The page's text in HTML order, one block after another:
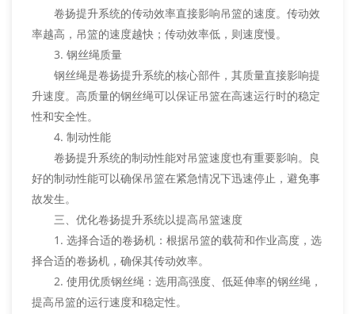
卷扬提升系统的传动效率直接影响吊篮的速度。传动效
率越高，吊篮的速度越快；传动效率低，则速度慢。
3. 钢丝绳质量
钢丝绳是卷扬提升系统的核心部件，其质量直接影响提
升速度。高质量的钢丝绳可以保证吊篮在高速运行时的稳定
性和安全性。
4. 制动性能
卷扬提升系统的制动性能对吊篮速度也有重要影响。良
好的制动性能可以确保吊篮在紧急情况下迅速停止，避免事
故发生。
三、优化卷扬提升系统以提高吊篮速度
1. 选择合适的卷扬机：根据吊篮的载荷和作业高度，选
择合适的卷扬机，确保其传动效率。
2. 使用优质钢丝绳：选用高强度、低延伸率的钢丝绳，
提高吊篮的运行速度和稳定性。